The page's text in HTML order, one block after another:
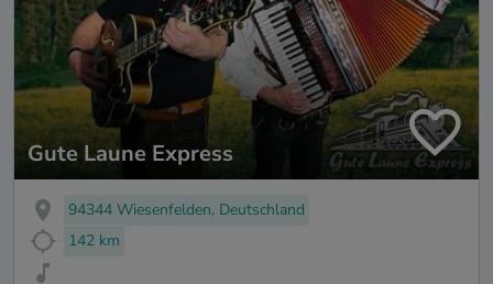
Gute Laune Express
94344 Wiesenfelden, Deutschland
142 km